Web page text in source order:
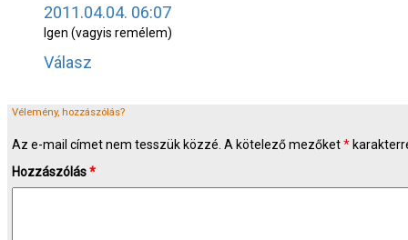
2011.04.04. 06:07
Igen (vagyis remélem)
Válasz
Vélemény, hozzászólás?
Az e-mail címet nem tesszük közzé. A kötelező mezőket*
Hozzászólás*